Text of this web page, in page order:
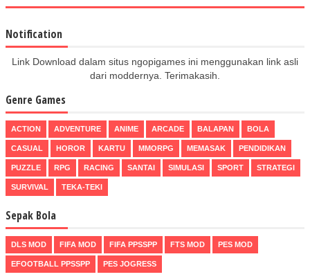
Notification
Link Download dalam situs ngopigames ini menggunakan link asli
dari moddernya. Terimakasih.
Genre Games
ACTION ADVENTURE ANIME ARCADE BALAPAN BOLA
CASUAL HOROR KARTU MMORPG MEMASAK PENDIDIKAN
PUZZLE RPG RACING SANTAI SIMULASI SPORT STRATEGI
SURVIVAL TEKA-TEKI
Sepak Bola
DLS MOD FIFA MOD FIFA PPSSPP FTS MOD PES MOD
EFOOTBALL PPSSPP PES JOGRESS